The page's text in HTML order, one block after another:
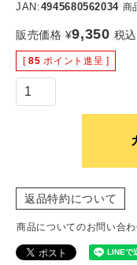
JAN:4945680562034 商
販売価格 ¥9,350 税込
[ 85 ポイント進呈 ]
返品特約について
商品についてのお問い合